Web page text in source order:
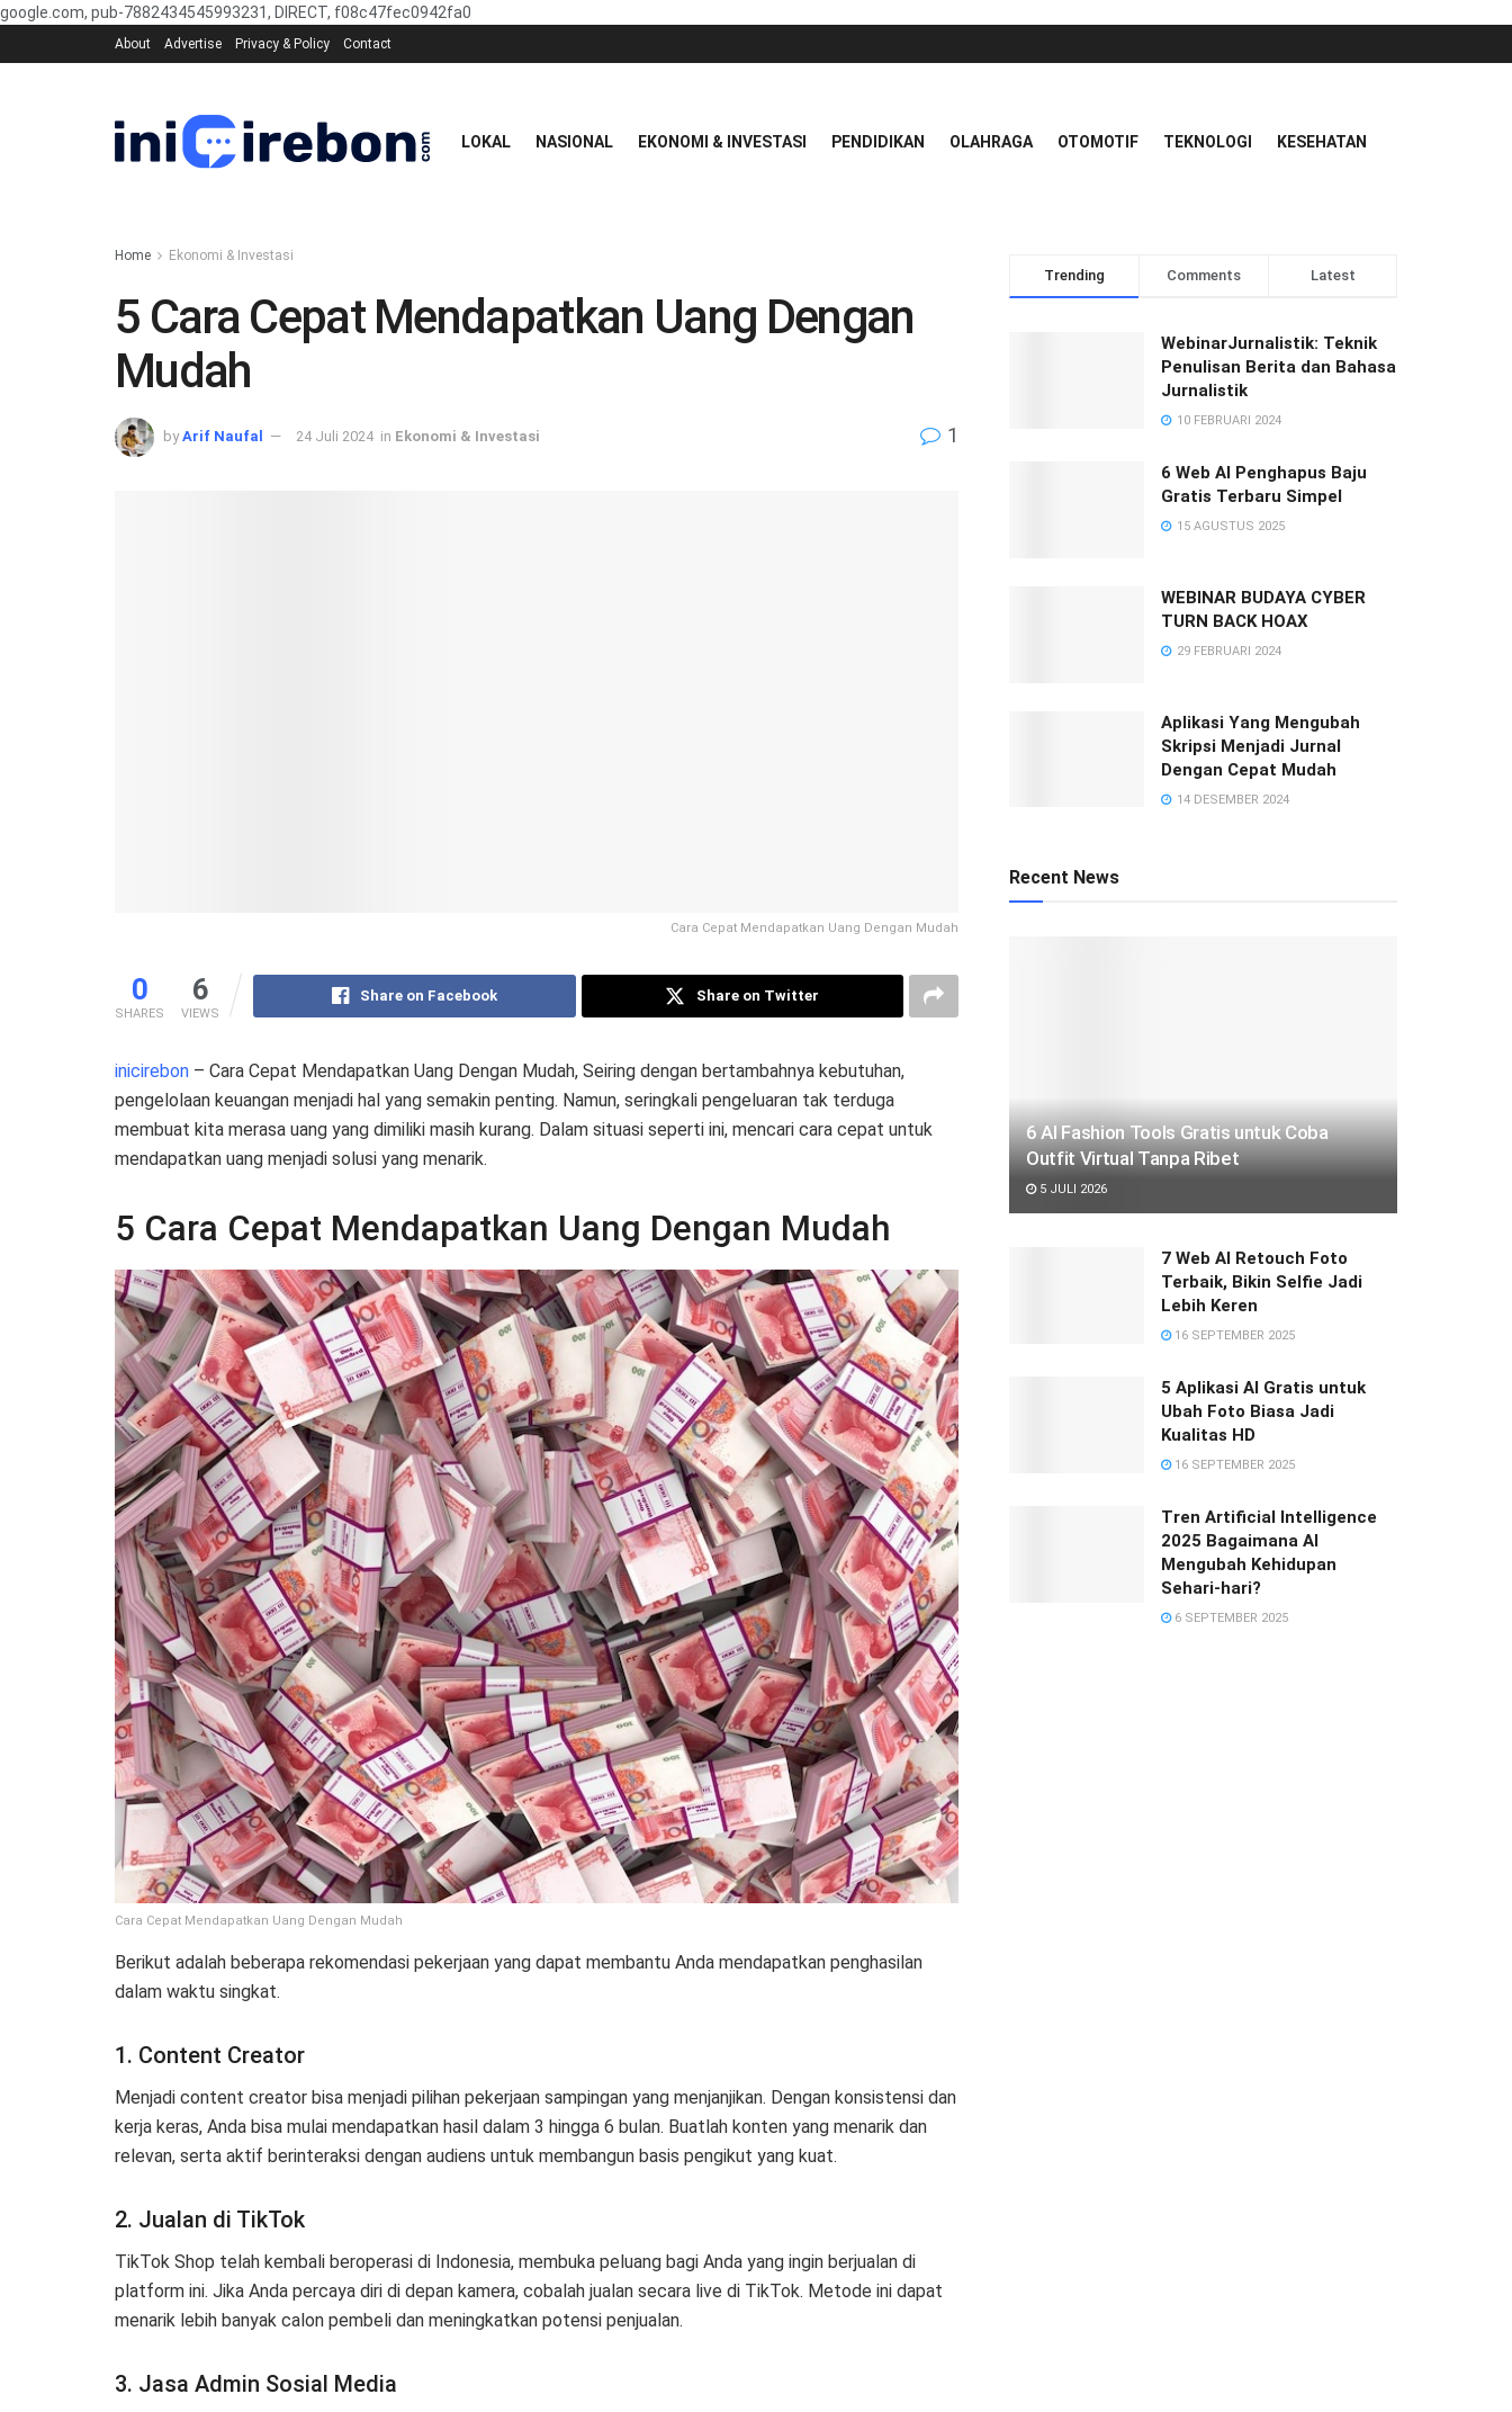
google.com, pub-7882434545993231, DIRECT, f08c47fec0942fa0
About Advertise Privacy & Policy Contact
LOKAL NASIONAL EKONOMI & INVESTASI PENDIDIKAN OLAHRAGA OTOMOTIF TEKNOLOGI KESEHATAN
Home Ekonomi & Investasi
5 Cara Cepat Mendapatkan Uang Dengan
Mudah
by Arif Naufal 24 Juli 2024 in Ekonomi & Investasi 1
Cara Cepat Mendapatkan Uang Dengan Mudah
0
SHARES
6
VIEWS
Share on Facebook Share on Twitter
inicirebon – Cara Cepat Mendapatkan Uang Dengan Mudah, Seiring dengan bertambahnya kebutuhan,
pengelolaan keuangan menjadi hal yang semakin penting. Namun, seringkali pengeluaran tak terduga
membuat kita merasa uang yang dimiliki masih kurang. Dalam situasi seperti ini, mencari cara cepat untuk
mendapatkan uang menjadi solusi yang menarik.
5 Cara Cepat Mendapatkan Uang Dengan Mudah
Cara Cepat Mendapatkan Uang Dengan Mudah
Berikut adalah beberapa rekomendasi pekerjaan yang dapat membantu Anda mendapatkan penghasilan
dalam waktu singkat.
1. Content Creator
Menjadi content creator bisa menjadi pilihan pekerjaan sampingan yang menjanjikan. Dengan konsistensi dan
kerja keras, Anda bisa mulai mendapatkan hasil dalam 3 hingga 6 bulan. Buatlah konten yang menarik dan
relevan, serta aktif berinteraksi dengan audiens untuk membangun basis pengikut yang kuat.
2. Jualan di TikTok
TikTok Shop telah kembali beroperasi di Indonesia, membuka peluang bagi Anda yang ingin berjualan di
platform ini. Jika Anda percaya diri di depan kamera, cobalah jualan secara live di TikTok. Metode ini dapat
menarik lebih banyak calon pembeli dan meningkatkan potensi penjualan.
3. Jasa Admin Sosial Media
Trending Comments Latest
WebinarJurnalistik: Teknik
Penulisan Berita dan Bahasa
Jurnalistik
10 FEBRUARI 2024
6 Web AI Penghapus Baju
Gratis Terbaru Simpel
15 AGUSTUS 2025
WEBINAR BUDAYA CYBER
TURN BACK HOAX
29 FEBRUARI 2024
Aplikasi Yang Mengubah
Skripsi Menjadi Jurnal
Dengan Cepat Mudah
14 DESEMBER 2024
Recent News
6 AI Fashion Tools Gratis untuk Coba
Outfit Virtual Tanpa Ribet
5 JULI 2026
7 Web AI Retouch Foto
Terbaik, Bikin Selfie Jadi
Lebih Keren
16 SEPTEMBER 2025
5 Aplikasi AI Gratis untuk
Ubah Foto Biasa Jadi
Kualitas HD
16 SEPTEMBER 2025
Tren Artificial Intelligence
2025 Bagaimana AI
Mengubah Kehidupan
Sehari-hari?
6 SEPTEMBER 2025